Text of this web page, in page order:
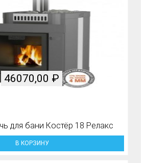
для бани Костёр 18 Релакс
46070,00 ₽
В КОРЗИНУ